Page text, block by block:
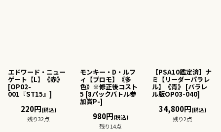
エドワード・ニュー
ゲート【L】《赤》
[OP02-
001『ST15』 ]
220円(税込)
残り32点
モンキー・D・ルフ
ィ【プロモ】《多
色》※修正後コスト
5 [8パックバトル参
加賞P-]
980円(税込)
残り14点
【PSA10鑑定済】ナ
ミ【リーダーパラレ
ル】《青》 [パラレ
ル版OP03-040]
34,800円(税込)
残り2点